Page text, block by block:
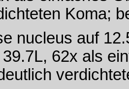
Koma;
nucleus auf
62x als